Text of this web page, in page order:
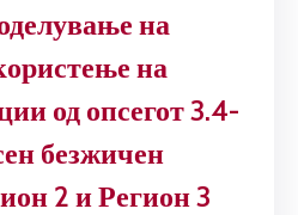
на
на
од опсегот 3.4-
безжичен
2 и Регион 3